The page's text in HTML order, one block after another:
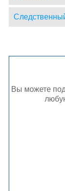
Вы можете